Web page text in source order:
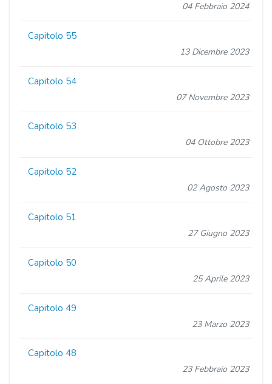
04 Febbraio 2024
Capitolo 55
13 Dicembre 2023
Capitolo 54
07 Novembre 2023
Capitolo 53
04 Ottobre 2023
Capitolo 52
02 Agosto 2023
Capitolo 51
27 Giugno 2023
Capitolo 50
25 Aprile 2023
Capitolo 49
23 Marzo 2023
Capitolo 48
23 Febbraio 2023